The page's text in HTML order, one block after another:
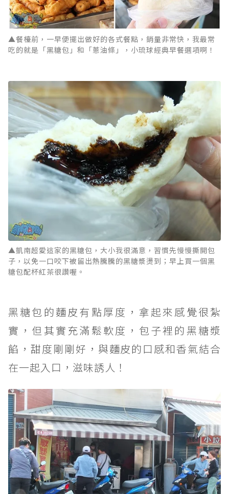
▲餐檯前，一早便擺出做好的各式餐點，銷量非常快，我最常
吃的就是「黑糖包」和「蔥油條」，小琉球經典早餐選項啊！
▲凱南超愛這家的黑糖包，大小我很滿意，習慣先慢慢撕開包
子，以免一口咬下被留出熱騰騰的黑糖漿燙到；早上買一個黑
糖包配杯紅茶很讚喔。
黑糖包的麵皮有點厚度，拿起來感覺很紮
實，但其實充滿鬆軟度，包子裡的黑糖漿
餡，甜度剛剛好，與麵皮的口感和香氣結合
在一起入口，滋味誘人！